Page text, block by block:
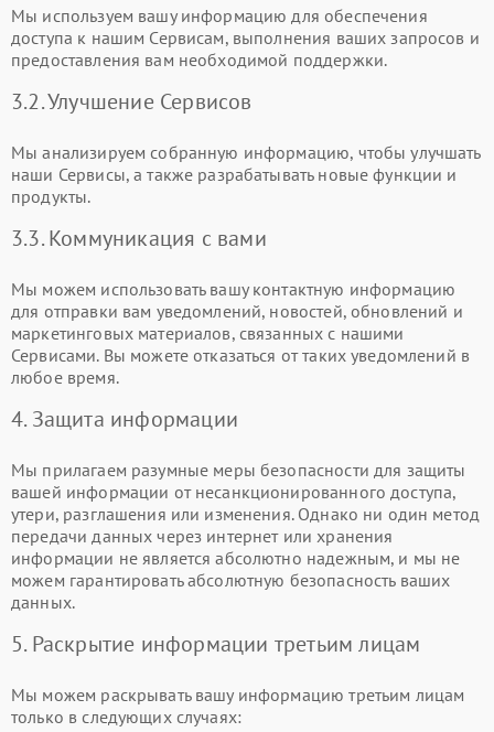
Мы используем вашу информацию для обеспечения
доступа к нашим Сервисам, выполнения ваших запросов и
предоставления вам необходимой поддержки.
3.2. Улучшение Сервисов
Мы анализируем собранную информацию, чтобы улучшать
наши Сервисы, а также разрабатывать новые функции и
продукты.
3.3. Коммуникация с вами
Мы можем использовать вашу контактную информацию
для отправки вам уведомлений, новостей, обновлений и
маркетинговых материалов, связанных с нашими
Сервисами. Вы можете отказаться от таких уведомлений в
любое время.
4. Защита информации
Мы прилагаем разумные меры безопасности для защиты
вашей информации от несанкционированного доступа,
утери, разглашения или изменения. Однако ни один метод
передачи данных через интернет или хранения
информации не является абсолютно надежным, и мы не
можем гарантировать абсолютную безопасность ваших
данных.
5. Раскрытие информации третьим лицам
Мы можем раскрывать вашу информацию третьим лицам
только в следующих случаях: